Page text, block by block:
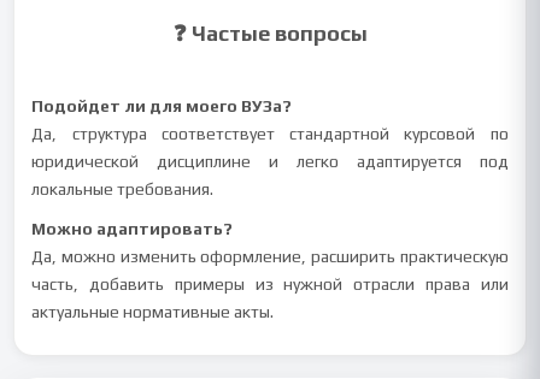
❓ Частые вопросы
Подойдет ли для моего ВУЗа?
Да, структура соответствует стандартной курсовой по
юридической дисциплине и легко адаптируется под
локальные требования.
Можно адаптировать?
Да, можно изменить оформление, расширить практическую
часть, добавить примеры из нужной отрасли права или
актуальные нормативные акты.